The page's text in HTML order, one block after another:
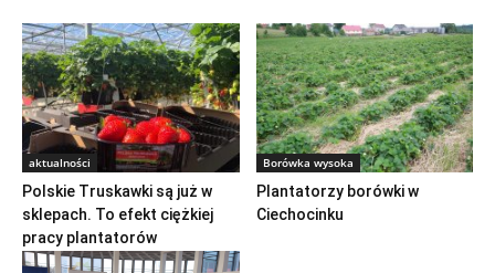
aktualności
Polskie Truskawki są już w
sklepach. To efekt ciężkiej
pracy plantatorów
Borówka wysoka
Plantatorzy borówki w
Ciechocinku